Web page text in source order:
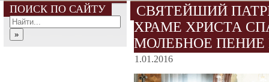
ПОИСК ПО САЙТУ
СВЯТЕЙШИЙ
ХРАМЕ ХРИСТА
МОЛЕБНОЕ ПЕНИЕ
1.01.2016